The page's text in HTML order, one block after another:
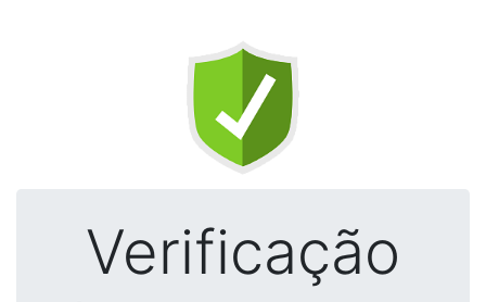
Verificação